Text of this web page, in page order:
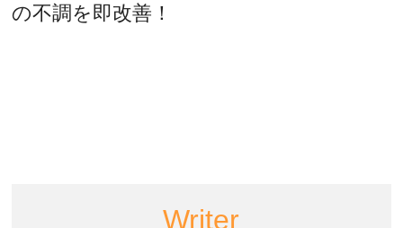
の不調を即改善！
Writer